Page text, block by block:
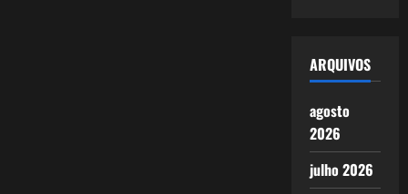
ARQUIVOS
agosto
2026
julho 2026